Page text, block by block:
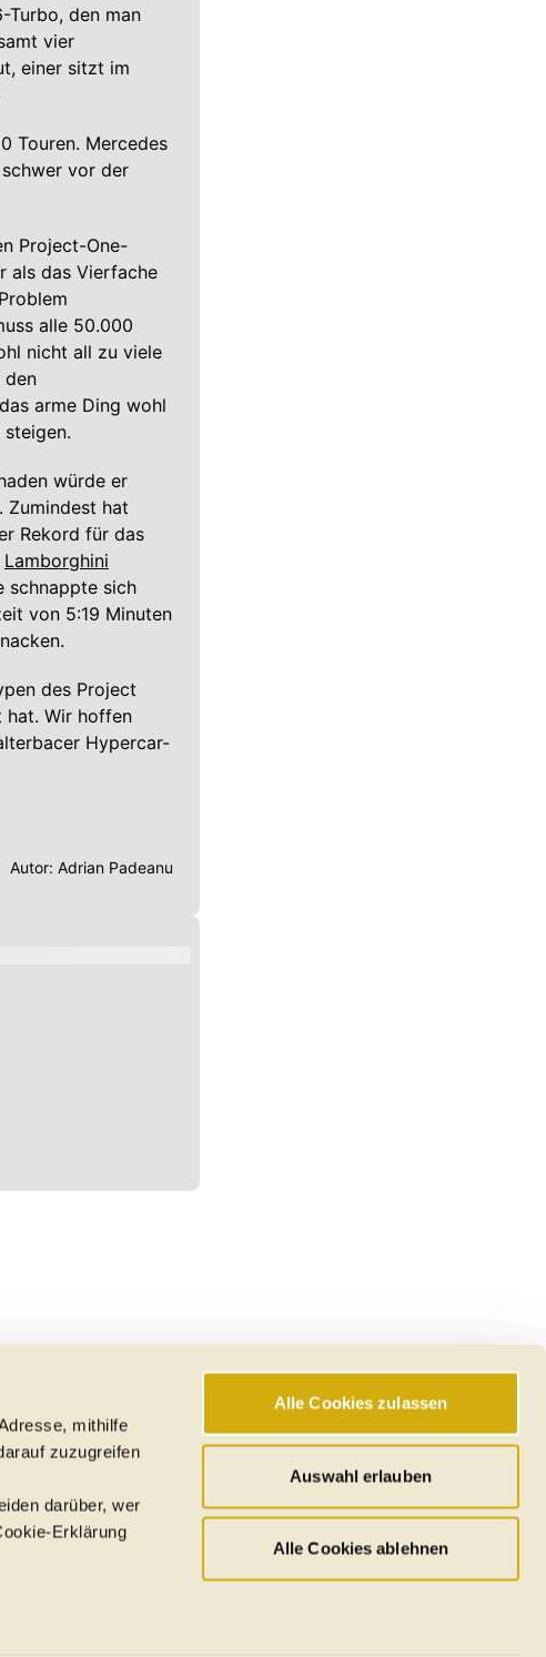
mithilfe
zuzugreifen
darüber, wer
Erklärung
Alle Cookies zulassen
Auswahl erlauben
Alle Cookies ablehnen
Turbo, den man
vier
einer sitzt im
Touren. Mercedes
vor der
Project-One-
als das Vierfache
alle 50.000
nicht all zu viele
den
arme Ding wohl
würde er
Zumindest hat
Rekord für das
Lamborghini
schnappte sich
von 5:19 Minuten
des Project
hat. Wir hoffen
Hypercar-
Autor: Adrian Padeanu